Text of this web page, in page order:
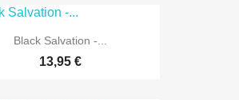
Black Salvation -...
13,95 €